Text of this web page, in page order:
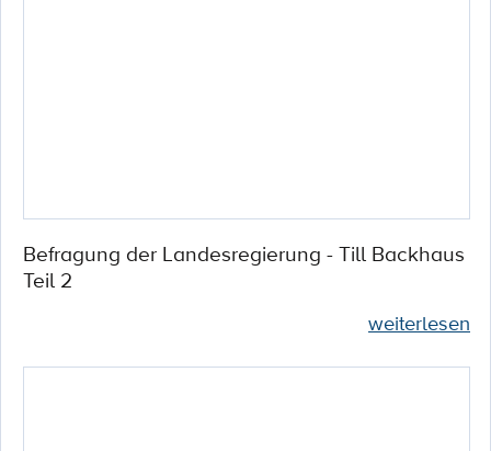
Befragung der Landesregierung - Till Backhaus
Teil 2
weiterlesen